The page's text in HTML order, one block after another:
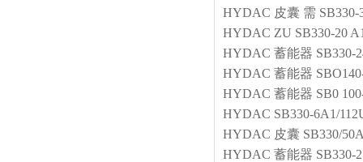
HYDAC 皮囊 需
HYDAC ZU SB330-20
HYDAC 蓄能器 SB330-
HYDAC 蓄能器
HYDAC 蓄能器 SB0
HYDAC SB330-6A1/
HYDAC 皮囊 SB330/
HYDAC 蓄能器 SB330-